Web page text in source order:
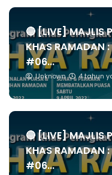
🔴 [LIVE] MAJLIS
KHAS RAMADAN
#06...
Unknown 4 tahun
🔴 [LIVE] MAJLIS
KHAS RAMADAN
#06...